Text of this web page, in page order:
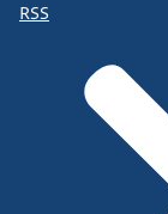
RSS